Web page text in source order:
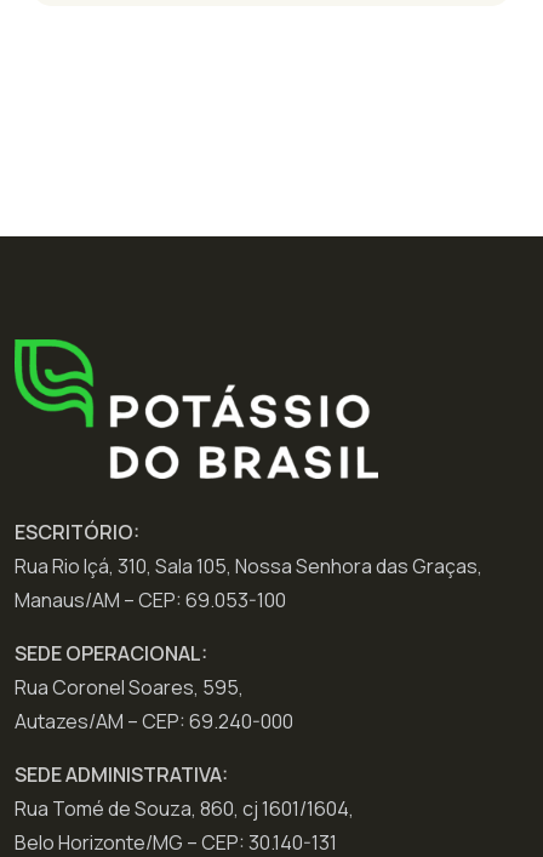
ESCRITÓRIO:
Rua Rio Içá, 310, Sala 105, Nossa Senhora das Graças,
Manaus/AM – CEP: 69.053-100
SEDE OPERACIONAL:
Rua Coronel Soares, 595,
Autazes/AM – CEP: 69.240-000
SEDE ADMINISTRATIVA:
Rua Tomé de Souza, 860, cj 1601/1604,
Belo Horizonte/MG – CEP: 30.140-131